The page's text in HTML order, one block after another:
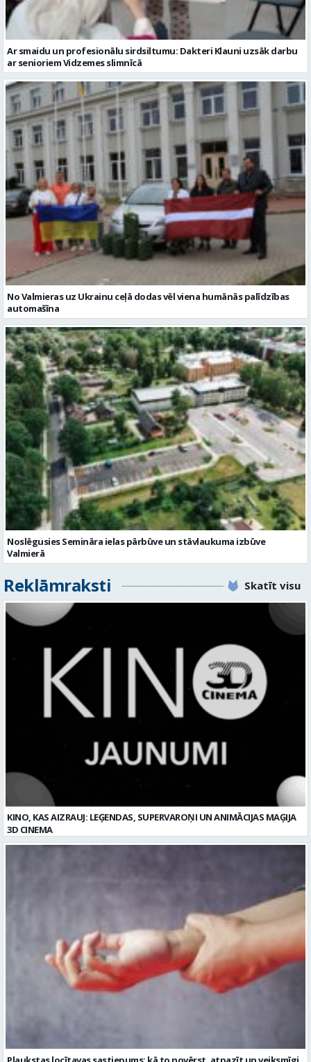
No Valmieras uz Ukrainu ceļā dodas vēl viena humānās palīdzības
automašīna
Noslēgusies Semināra ielas pārbūve un stāvlaukuma izbūve
Valmierā
Reklāmraksti Skatīt visu
Plaukstas locītavas sastiepums: kā to novērst, atpazīt un veiksmīgi